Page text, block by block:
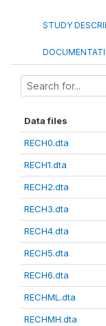
STUDY
Data files
RECH0.dta
RECH1.dta
RECH2.dta
RECH3.dta
RECH4.dta
RECH5.dta
RECH6.dta
RECHML.dta
RECHMH.dta